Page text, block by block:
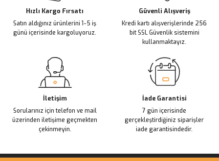
Ürün fiyatı diğer sitelerden daha pahalı.
Bu ürüne benzer farklı alternatifler olmalı.
Hızlı Kargo Fırsatı
Satın aldığınız ürünlerini 1-5 iş
günü içerisinde kargoluyoruz.
Güvenli Alışveriş
Kredi kartı alışverişlerinde 256
bit SSL Güvenlik sistemini
kullanmaktayız.
İletişim
Sorularınız için telefon ve mail
üzerinden iletişime geçmekten
çekinmeyin.
İade Garantisi
7 gün içerisinde
gerçekleştirdiğiniz siparişler
iade garantisindedir.